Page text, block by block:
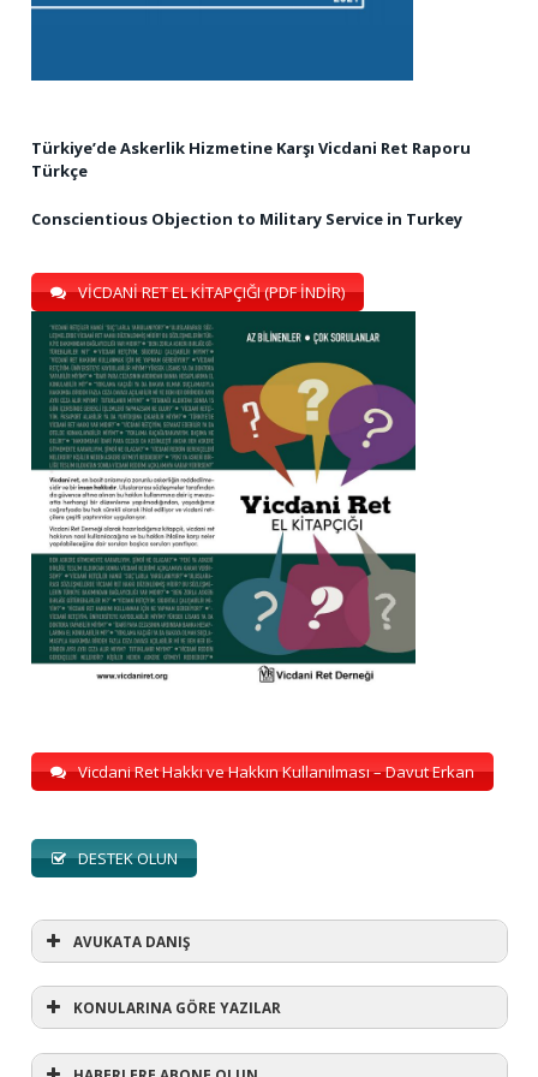
Türkiye’de Askerlik Hizmetine Karşı Vicdani Ret Raporu
Türkçe
Conscientious Objection to Military Service in Turkey
VİCDANİ RET EL KİTAPÇIĞI (PDF İNDİR)
Vicdani Ret Hakkı ve Hakkın Kullanılması – Davut Erkan
DESTEK OLUN
AVUKATA DANIŞ
KONULARINA GÖRE YAZILAR